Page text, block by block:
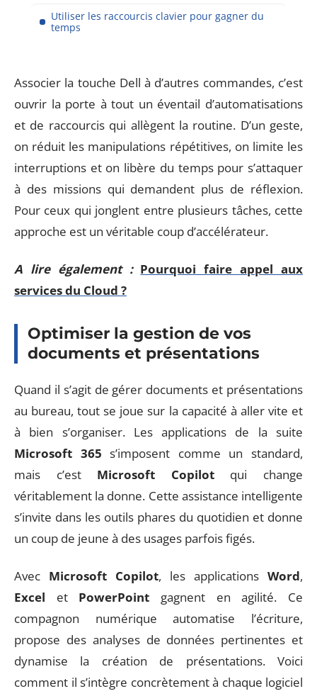
Utiliser les raccourcis clavier pour gagner du
temps
Associer la touche Dell à d’autres commandes, c’est
ouvrir la porte à tout un éventail d’automatisations
et de raccourcis qui allègent la routine. D’un geste,
on réduit les manipulations répétitives, on limite les
interruptions et on libère du temps pour s’attaquer
à des missions qui demandent plus de réflexion.
Pour ceux qui jonglent entre plusieurs tâches, cette
approche est un véritable coup d’accélérateur.
A lire également : Pourquoi faire appel aux
services du Cloud ?
Optimiser la gestion de vos
documents et présentations
Quand il s’agit de gérer documents et présentations
au bureau, tout se joue sur la capacité à aller vite et
à bien s’organiser. Les applications de la suite
Microsoft 365 s’imposent comme un standard,
mais c’est Microsoft Copilotqui change
véritablement la donne. Cette assistance intelligente
s’invite dans les outils phares du quotidien et donne
un coup de jeune à des usages parfois figés.
Avec Microsoft Copilot, les applications Word,
Excel et PowerPoint gagnent en agilité. Ce
compagnon numérique automatise l’écriture,
propose des analyses de données pertinentes et
dynamise la création de présentations. Voici
comment il s’intègre concrètement à chaque logiciel